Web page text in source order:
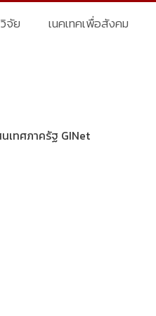
จัย เนคเทคเพื่อสังคม
เทศภาครัฐ GINet